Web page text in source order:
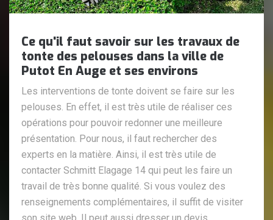
Ce qu'il faut savoir sur les travaux de
tonte des pelouses dans la ville de
Putot En Auge et ses environs
Les interventions de tonte doivent se faire sur les
pelouses. En effet, il est très utile de réaliser ces
opérations pour pouvoir redonner une meilleure
présentation. Pour nous, il faut rechercher des
experts en la matière. Ainsi, il est très utile de
contacter Schmitt Elagage 14 qui peut les faire un
travail de très bonne qualité. Si vous voulez des
renseignements complémentaires, il suffit de visiter